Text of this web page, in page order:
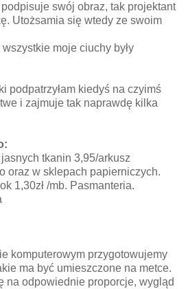
swój obraz, tak projektant
Utożsamia się wtedy ze swoim
moje ciuchy były
podpatrzyłam kiedyś na czyimś
i zajmuje tak naprawdę kilka
tkanin 3,95/arkusz
oraz w sklepach papierniczych.
1,30zł /mb. Pasmanteria.
komputerowym przygotowujemy
ma być umieszczone na metce.
na odpowiednie proporcje, wygląd